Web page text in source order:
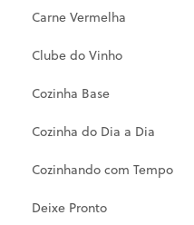
Carne Vermelha
Clube do Vinho
Cozinha Base
Cozinha do Dia a Dia
Cozinhando com Tempo
Deixe Pronto